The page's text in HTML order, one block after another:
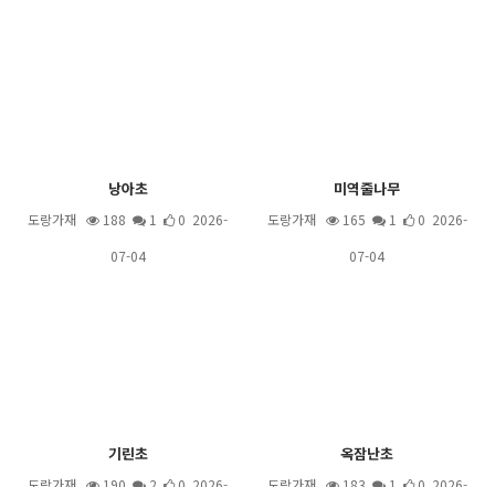
낭아초
도랑가재 188 1
0 2026-
07-04
미역줄나무
도랑가재 165 1
0 2026-
07-04
기린초 옥잠난초